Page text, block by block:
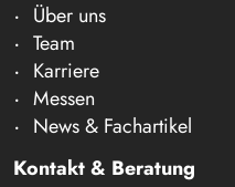
Über uns
Team
Karriere
Messen
News & Fachartikel
Kontakt & Beratung